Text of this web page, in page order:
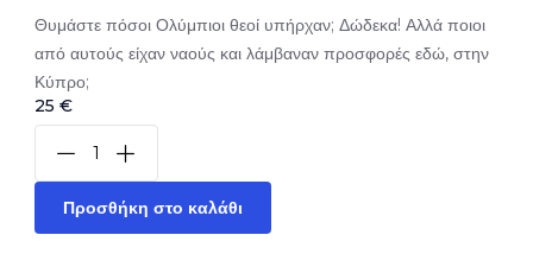
Θυμάστε πόσοι Ολύμπιοι θεοί υπήρχαν; Δώδεκα! Αλλά ποιοι
από αυτούς είχαν ναούς και λάμβαναν προσφορές εδώ, στην
Κύπρο;
25 €
Προσθήκη στο καλάθι